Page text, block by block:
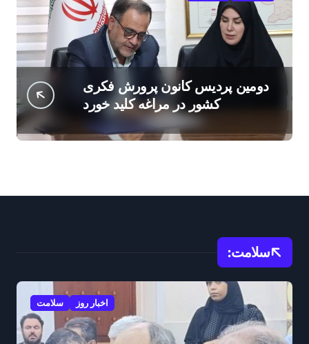
دومین پردیس کانون پرورش فکری
کشور در مراغه کلید خورد
سلامت:
اخبار روز سلامت